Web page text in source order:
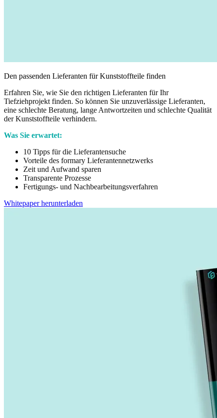
Den passenden Lieferanten für Kunststoffteile finden
Erfahren Sie, wie Sie den richtigen Lieferanten für Ihr
Tiefziehprojekt finden. So können Sie unzuverlässige Lieferanten,
eine schlechte Beratung, lange Antwortzeiten und schlechte Qualität
der Kunststoffteile verhindern.
Was Sie erwartet:
10 Tipps für die Lieferantensuche
Vorteile des formary Lieferantennetzwerks
Zeit und Aufwand sparen
Transparente Prozesse
Fertigungs- und Nachbearbeitungsverfahren
Whitepaper herunterladen